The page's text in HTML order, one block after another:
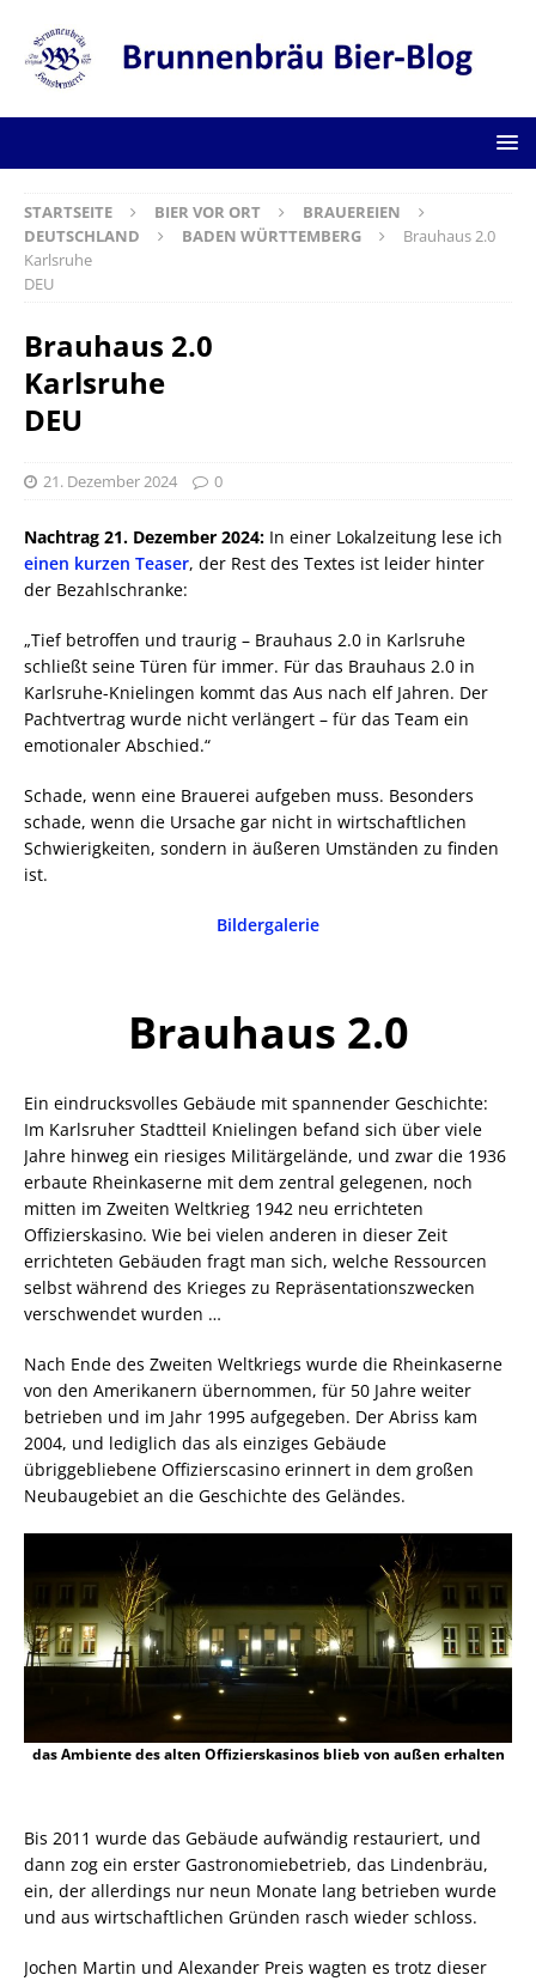
STARTSEITE BIER VOR ORT
BRAUEREIEN
DEUTSCHLAND
BADEN WÜRTTEMBERG
Brauhaus 2.0
Karlsruhe
DEU
Brauhaus 2.0
Karlsruhe
DEU
21. Dezember 2024 0
Nachtrag 21. Dezember 2024: In einer Lokalzeitung lese ich
einen kurzen Teaser, der Rest des Textes ist leider hinter
der Bezahlschranke:
„Tief betroffen und traurig – Brauhaus 2.0 in Karlsruhe
schließt seine Türen für immer. Für das Brauhaus 2.0 in
Karlsruhe-Knielingen kommt das Aus nach elf Jahren. Der
Pachtvertrag wurde nicht verlängert – für das Team ein
emotionaler Abschied.“
Schade, wenn eine Brauerei aufgeben muss. Besonders
schade, wenn die Ursache gar nicht in wirtschaftlichen
Schwierigkeiten, sondern in äußeren Umständen zu finden
ist.
Bildergalerie
Brauhaus 2.0
Ein eindrucksvolles Gebäude mit spannender Geschichte:
Im Karlsruher Stadtteil Knielingen befand sich über viele
Jahre hinweg ein riesiges Militärgelände, und zwar die 1936
erbaute Rheinkaserne mit dem zentral gelegenen, noch
mitten im Zweiten Weltkrieg 1942 neu errichteten
Offizierskasino. Wie bei vielen anderen in dieser Zeit
errichteten Gebäuden fragt man sich, welche Ressourcen
selbst während des Krieges zu Repräsentationszwecken
verschwendet wurden …
Nach Ende des Zweiten Weltkriegs wurde die Rheinkaserne
von den Amerikanern übernommen, für 50 Jahre weiter
betrieben und im Jahr 1995 aufgegeben. Der Abriss kam
2004, und lediglich das als einziges Gebäude
übriggebliebene Offizierscasino erinnert in dem großen
Neubaugebiet an die Geschichte des Geländes.
das Ambiente des alten Offizierskasinos blieb von außen erhalten
Bis 2011 wurde das Gebäude aufwändig restauriert, und
dann zog ein erster Gastronomiebetrieb, das Lindenbräu,
ein, der allerdings nur neun Monate lang betrieben wurde
und aus wirtschaftlichen Gründen rasch wieder schloss.
Jochen Martin und Alexander Preis wagten es trotz dieser